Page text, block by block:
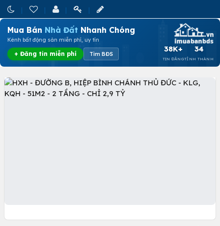
Mua Bán Nhà Đất Nhanh Chóng
Kênh bất động sản miễn phí, uy tín
+ Đăng tin miễn phí Tìm BĐS
38K+
TIN ĐĂNG
34
TỈNH THÀNH